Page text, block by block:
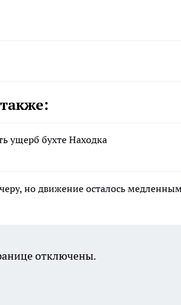
ущерб бухте Находка
но движение осталось
отключены.